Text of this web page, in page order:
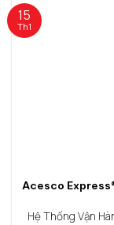
Acesco
Hệ Thống Vận
15
Th1